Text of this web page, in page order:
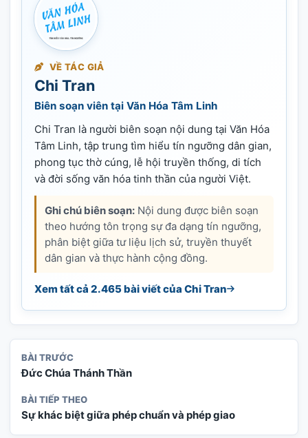
VỀ TÁC GIẢ
Chi Tran
Biên soạn viên tại Văn Hóa Tâm Linh
Chi Tran là người biên soạn nội dung tại Văn Hóa
Tâm Linh, tập trung tìm hiểu tín ngưỡng dân gian,
phong tục thờ cúng, lễ hội truyền thống, di tích
và đời sống văn hóa tinh thần của người Việt.
Ghi chú biên soạn: Nội dung được biên soạn
theo hướng tôn trọng sự đa dạng tín ngưỡng,
phân biệt giữa tư liệu lịch sử, truyền thuyết
dân gian và thực hành cộng đồng.
Xem tất cả 2.465 bài viết của Chi Tran
BÀI TRƯỚC
Ðức Chúa Thánh Thần
BÀI TIẾP THEO
Sự khác biệt giữa phép chuẩn và phép giao